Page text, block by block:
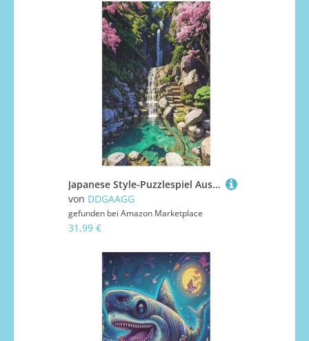
Japanese Style-Puzzlespiel Aus Holz, 1000 Puzzleteile, Puzzle Für Teenager Und Erwachsene, Kreatives Spielzeug, Puzzles, （78×53cm）
von DDGAAGG
gefunden bei Amazon Marketplace
31,99 €